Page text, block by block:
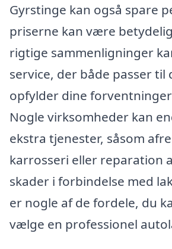
Gyrstinge kan også spare
priserne kan være
rigtige sammenligninger
service, der både passer til
opfylder dine
Nogle virksomheder kan
ekstra tjenester, såsom
karrosseri eller reparation
skader i forbindelse med
er nogle af de fordele, du
vælge en professionel